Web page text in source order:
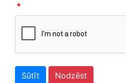
*
Sūtīt Nodzēst